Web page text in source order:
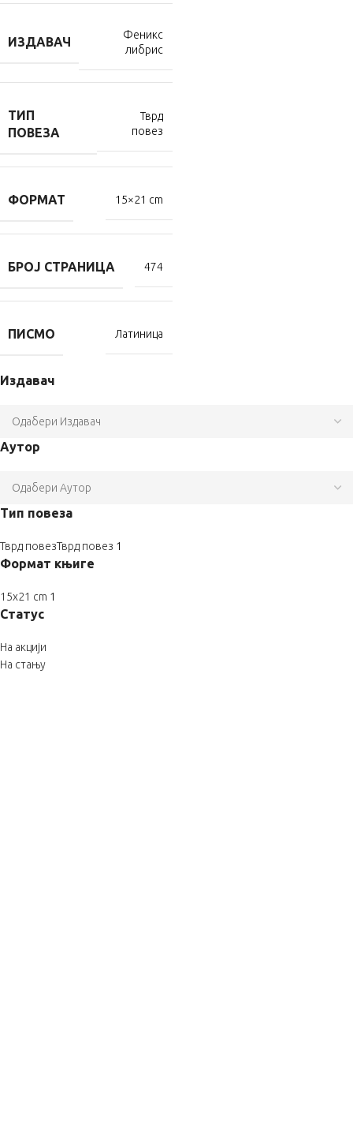
Издавач
Аутор
Тип повеза
Тврд повезТврд повез 1
Формат књиге
15x21 cm 1
Статус
На акцији
На стању
ИЗДАВАЧ
Феникс
либрис
ТИП
ПОВЕЗА
Тврд
повез
ФОРМАТ 15×21 cm
БРОЈ СТРАНИЦА 474
ПИСМО Латиница